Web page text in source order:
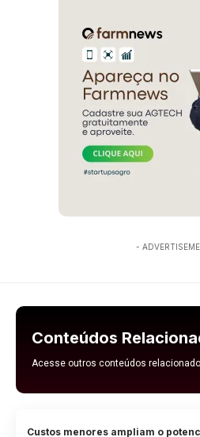
-
Conteúdos
Acesse outros conteúdos
Custos menores ampliam o